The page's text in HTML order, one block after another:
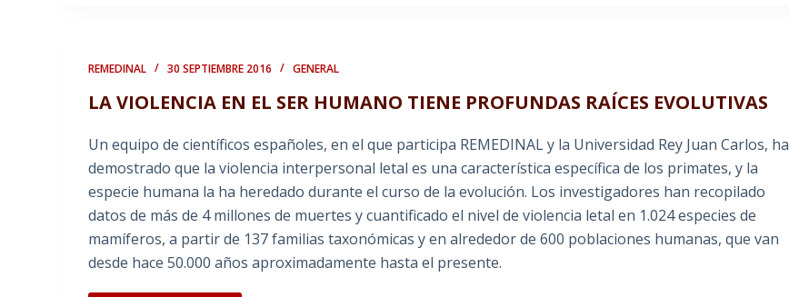
REMEDINAL 30 SEPTIEMBRE 2016 GENERAL
LA VIOLENCIA EN EL SER HUMANO TIENE PROFUNDAS RAÍCES EVOLUTIVAS
Un equipo de científicos españoles, en el que participa REMEDINAL y la Universidad Rey Juan Carlos, ha
demostrado que la violencia interpersonal letal es una característica específica de los primates, y la
especie humana la ha heredado durante el curso de la evolución. Los investigadores han recopilado
datos de más de 4 millones de muertes y cuantificado el nivel de violencia letal en 1.024 especies de
mamíferos, a partir de 137 familias taxonómicas y en alrededor de 600 poblaciones humanas, que van
desde hace 50.000 años aproximadamente hasta el presente.